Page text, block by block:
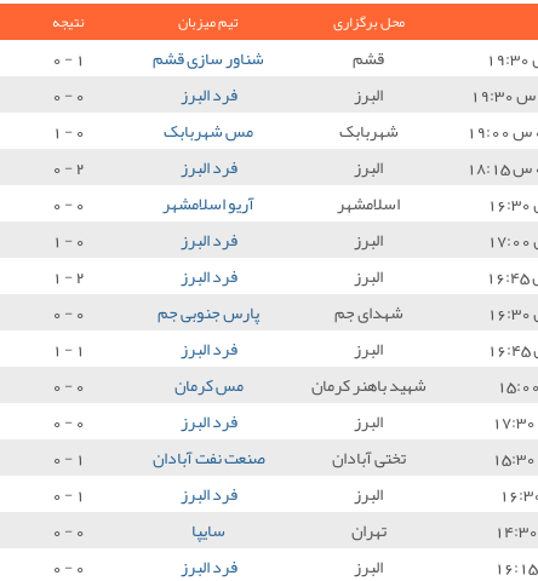
محل برگزاری تیم میزبان نتیجه
قشم شناور سازی قشم 1 - 0
البرز فرد البرز 0 - 0
شهربابک مس شهربابک 0 - 1
البرز فرد البرز 2 - 0
اسلامشهر آریو اسلامشهر 0 - 0
البرز فرد البرز 0 - 1
البرز فرد البرز 2 - 1
شهدای جم پارس جنوبی جم 0 - 0
البرز فرد البرز 1 - 1
شهید باهنر کرمان مس کرمان 0 - 0
البرز فرد البرز 0 - 0
تختی آبادان صنعت نفت آبادان 1 - 0
البرز فرد البرز 1 - 0
تهران سایپا 0 - 0
البرز فرد البرز 0 - 0